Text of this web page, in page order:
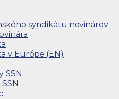
syndikátu novinárov
v Európe (EN)
SSN